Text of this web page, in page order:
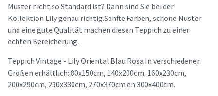
Muster nicht so Standard ist? Dann sind Sie bei der
Kollektion Lily genau richtig.Sanfte Farben, schöne Muster
und eine gute Qualität machen diesen Teppich zu einer
echten Bereicherung.
Teppich Vintage - Lily Oriental Blau Rosa In verschiedenen
Größen erhältlich: 80x150cm, 140x200cm, 160x230cm,
200x290cm, 230x330cm, 270x370cm en 300x400cm.